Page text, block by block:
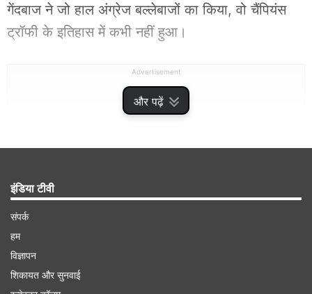
और पढ़ें
गेंदबाज ने जो हाल अंग्रेज बल्लेबाजों का किया, वो चैंपियंस
ट्रॉफी के इतिहास में कभी नहीं हुआ।
Advertisement
अजमतुल्लाह उमरजई ने चटकाए पांच विकेट
इंडिया टीवी
संपर्क
हम
विज्ञापन
शिकायत और सुनवाई